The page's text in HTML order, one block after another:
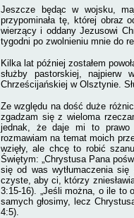
Jeszcze będąc w wojsku,
przypominała tę, której obraz
wierzący i oddany Jezusowi
tygodni po zwolnieniu mnie do
Kilka lat później zostałem
służby pastorskiej,
Chrześcijańskiej w Olsztynie.
Ze względu na dość duże
zgadzam się z wieloma
jednak, że daje mi to prawo
rozmawiam na temat moich
wzięły, ale chcę to robić
Świętym: „Chrystusa Pana
się od was wytłumaczenia
czyste, aby ci, którzy
3:15-16). „Jeśli można, o ile to
samych głosimy, lecz
4:5).